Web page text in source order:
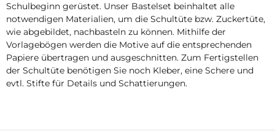
Schulbeginn gerüstet. Unser Bastelset beinhaltet alle
notwendigen Materialien, um die Schultüte bzw. Zuckertüte,
wie abgebildet, nachbasteln zu können. Mithilfe der
Vorlagebögen werden die Motive auf die entsprechenden
Papiere übertragen und ausgeschnitten. Zum Fertigstellen
der Schultüte benötigen Sie noch Kleber, eine Schere und
evtl. Stifte für Details und Schattierungen.